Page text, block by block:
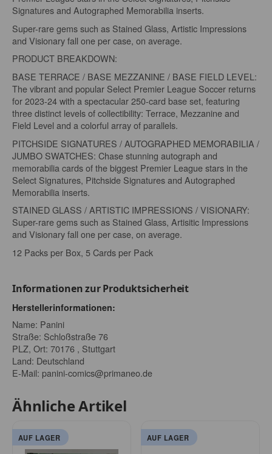
Signatures and Autographed Memorabilia inserts.
Super-rare gems such as Stained Glass, Artistic Impressions
and Visionary fall one per case, on average.
PRODUCT BREAKDOWN:
BASE TERRACE / BASE MEZZANINE / BASE FIELD LEVEL:
The vibrant and popular Select Premier League Soccer returns
for 2023-24 with a spectacular 250-card base set, featuring
three distinct levels of collectibility: Terrace, Mezzanine and
Field Level and a colorful array of parallels.
PITCHSIDE SIGNATURES / AUTOGRAPHED MEMORABILIA /
JUMBO SWATCHES: Chase stunning autograph and
memorabilia cards of the biggest Premier League stars in the
Select Signatures, Pitchside Signatures and Autographed
Memorabilia inserts.
STAINED GLASS / ARTISTIC IMPRESSIONS / VISIONARY:
Super-rare gems such as Stained Glass, Artisitic Impressions
and Visionary fall one per case, on average.
12 Packs per Box, 5 Cards per Pack
Informationen zur Produktsicherheit
Herstellerinformationen:
Name: Panini
Straße: Schloßstraße 76
PLZ, Ort: 70176 , Stuttgart
Land: Deutschland
E-Mail: panini-comics@primaneo.de
Ähnliche Artikel
AUF LAGER AUF LAGER